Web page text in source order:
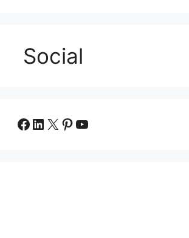
Social
Facebook
LinkedIn
X Pinterest
YouTube